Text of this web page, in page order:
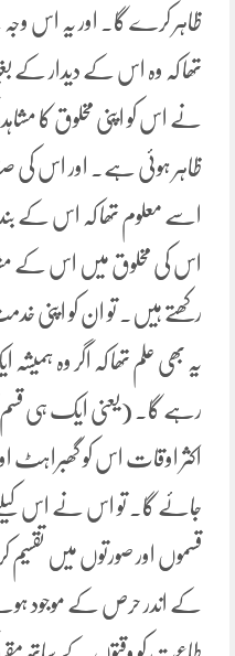
ظاہر کرے گا۔ اور یہ اس وجہ
تھا کہ وہ اس کے دیدار کے
نے اس کو اپنی مخلوق کا
ظاہر ہوئی ہے۔ اور اس کی
اسے معلوم تھا کہ اس کے
اس کی مخلوق میں اس کے
رکھتے ہیں۔ تو ان کو اپنی
یہ بھی علم تھا کہ اگر وہ
رہے گا۔ (یعنی ایک ہی قسم
اکثر اوقات اس کو گھبراہٹ اور
جائے گا۔ تو اس نے اس
قسموں اور صورتوں میں تقسیم
کے اندر حرص کے موجود